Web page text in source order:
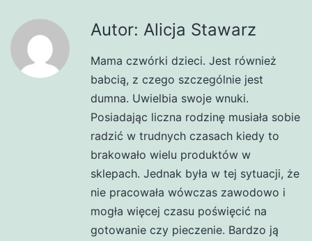
Autor: Alicja Stawarz
Mama czwórki dzieci. Jest również
babcią, z czego szczególnie jest
dumna. Uwielbia swoje wnuki.
Posiadając liczna rodzinę musiała sobie
radzić w trudnych czasach kiedy to
brakowało wielu produktów w
sklepach. Jednak była w tej sytuacji, że
nie pracowała wówczas zawodowo i
mogła więcej czasu poświęcić na
gotowanie czy pieczenie. Bardzo ją